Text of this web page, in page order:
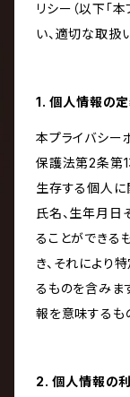
リシー（以下「
い、適切な取扱
1. 個人情報の
本プライバシー
保護法第2条第1
生存する個人に
氏名、生年月日
ることができる
き、それにより
るものを含みま
報を意味するも
2. 個人情報の